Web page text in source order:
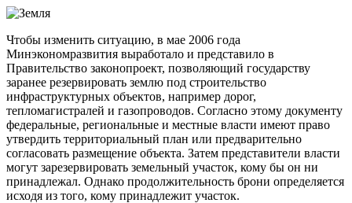
Чтобы изменить ситуацию, в мае 2006 года
Минэкономразвития выработало и представило в
Правительство законопроект, позволяющий государству
заранее резервировать землю под строительство
инфраструктурных объектов, например дорог,
тепломагистралей и газопроводов. Согласно этому документу
федеральные, региональные и местные власти имеют право
утвердить территориальный план или предварительно
согласовать размещение объекта. Затем представители власти
могут зарезервировать земельный участок, кому бы он ни
принадлежал. Однако продолжительность брони определяется
исходя из того, кому принадлежит участок.